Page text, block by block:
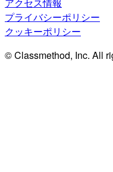
プライバシーポリシー
クッキーポリシー
© Classmethod, Inc. All